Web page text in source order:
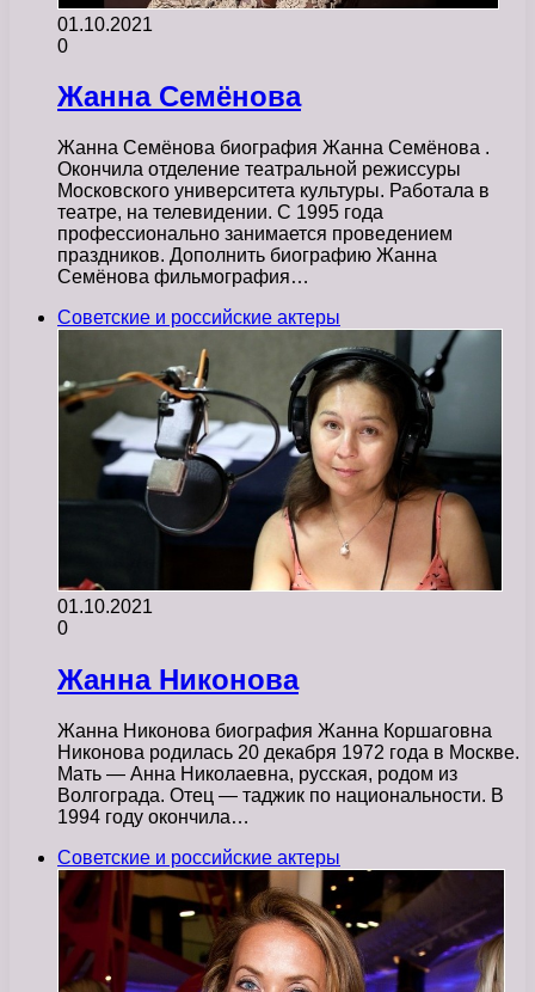
01.10.2021
0
Жанна Семёнова
Жанна Семёнова биография Жанна Семёнова .
Окончила отделение театральной режиссуры
Московского университета культуры. Работала в
театре, на телевидении. С 1995 года
профессионально занимается проведением
праздников. Дополнить биографию Жанна
Семёнова фильмография…
Советские и российские актеры
01.10.2021
0
Жанна Никонова
Жанна Никонова биография Жанна Коршаговна
Никонова родилась 20 декабря 1972 года в Москве.
Мать — Анна Николаевна, русская, родом из
Волгограда. Отец — таджик по национальности. В
1994 году окончила…
Советские и российские актеры